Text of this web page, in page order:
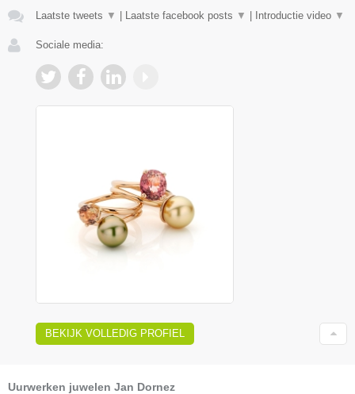
Laatste tweets ▼ Laatste facebook posts ▼ Introductie video ▼
Sociale media:
BEKIJK VOLLEDIG PROFIEL
Uurwerken juwelen Jan Dornez